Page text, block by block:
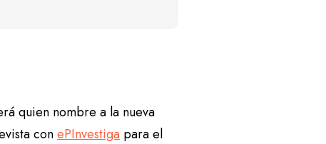
quien nombre a la nueva
conePInvestiga para el